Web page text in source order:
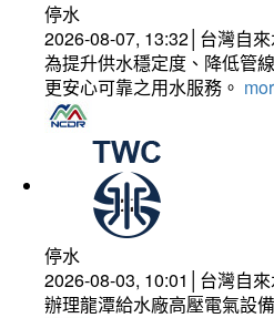
停水
2026-08-07, 13:32│台灣自
為提升供水穩定度、降低管
更安心可靠之用水服務。
停水
2026-08-03, 10:01│台灣自
辦理龍潭給水廠高壓電氣設